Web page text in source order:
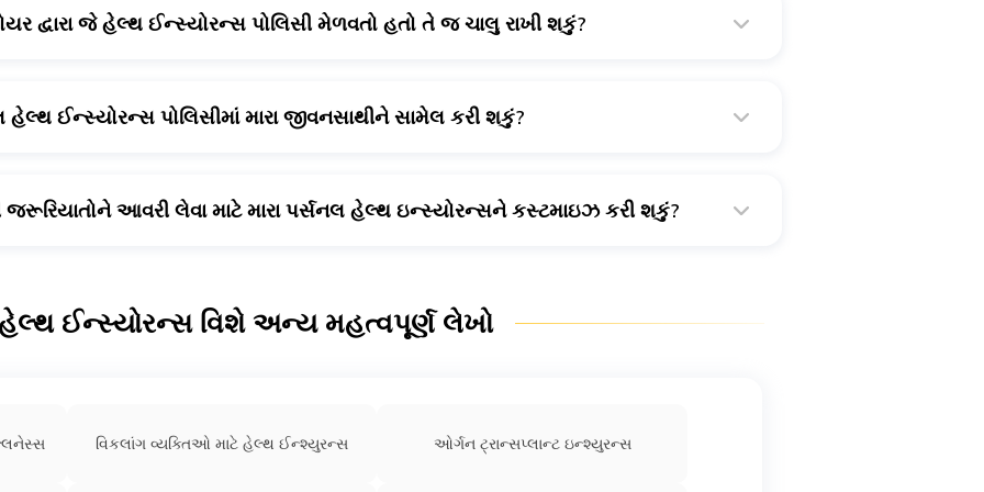
દ્વારા જે હેલ્થ ઈન્સ્યોરન્સ પોલિસી મેળવતો હતો તે જ ચાલુ રાખી શકું?
હેલ્થ ઈન્સ્યોરન્સ પોલિસીમાં મારા જીવનસાથીને સામેલ કરી શકું?
જરૂરિયાતોને આવરી લેવા માટે મારા પર્સનલ હેલ્થ ઇન્સ્યોરન્સને કસ્ટમાઇઝ કરી શકું?
હેલ્થ ઈન્સ્યોરન્સ વિશે અન્ય મહત્વપૂર્ણ લેખો
વિકલાંગ વ્યક્તિઓ માટે હેલ્થ ઈન્શ્યુરન્સ ઓર્ગન ટ્રાન્સપ્લાન્ટ ઇન્શ્યુરન્સ